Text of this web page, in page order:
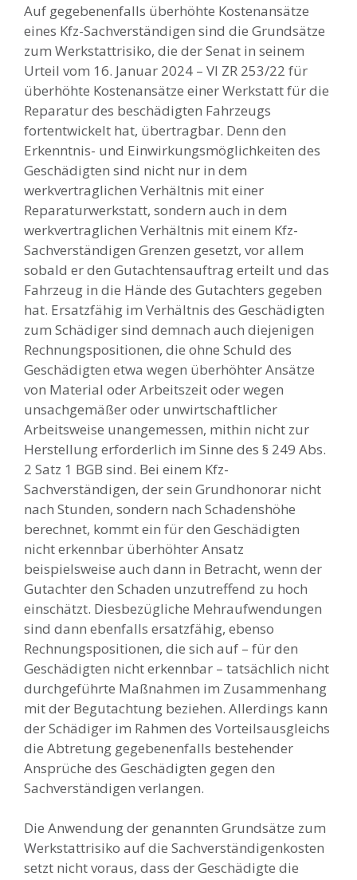
Auf gegebenenfalls überhöhte Kostenansätze
eines Kfz-Sachverständigen sind die Grundsätze
zum Werkstattrisiko, die der Senat in seinem
Urteil vom 16. Januar 2024 – VI ZR 253/22 für
überhöhte Kostenansätze einer Werkstatt für die
Reparatur des beschädigten Fahrzeugs
fortentwickelt hat, übertragbar. Denn den
Erkenntnis- und Einwirkungsmöglichkeiten des
Geschädigten sind nicht nur in dem
werkvertraglichen Verhältnis mit einer
Reparaturwerkstatt, sondern auch in dem
werkvertraglichen Verhältnis mit einem Kfz-
Sachverständigen Grenzen gesetzt, vor allem
sobald er den Gutachtensauftrag erteilt und das
Fahrzeug in die Hände des Gutachters gegeben
hat. Ersatzfähig im Verhältnis des Geschädigten
zum Schädiger sind demnach auch diejenigen
Rechnungspositionen, die ohne Schuld des
Geschädigten etwa wegen überhöhter Ansätze
von Material oder Arbeitszeit oder wegen
unsachgemäßer oder unwirtschaftlicher
Arbeitsweise unangemessen, mithin nicht zur
Herstellung erforderlich im Sinne des § 249 Abs.
2 Satz 1 BGB sind. Bei einem Kfz-
Sachverständigen, der sein Grundhonorar nicht
nach Stunden, sondern nach Schadenshöhe
berechnet, kommt ein für den Geschädigten
nicht erkennbar überhöhter Ansatz
beispielsweise auch dann in Betracht, wenn der
Gutachter den Schaden unzutreffend zu hoch
einschätzt. Diesbezügliche Mehraufwendungen
sind dann ebenfalls ersatzfähig, ebenso
Rechnungspositionen, die sich auf – für den
Geschädigten nicht erkennbar – tatsächlich nicht
durchgeführte Maßnahmen im Zusammenhang
mit der Begutachtung beziehen. Allerdings kann
der Schädiger im Rahmen des Vorteilsausgleichs
die Abtretung gegebenenfalls bestehender
Ansprüche des Geschädigten gegen den
Sachverständigen verlangen.
Die Anwendung der genannten Grundsätze zum
Werkstattrisiko auf die Sachverständigenkosten
setzt nicht voraus, dass der Geschädigte die